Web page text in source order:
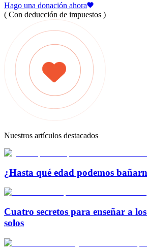
Hago una donación ahora
( Con deducción de impuestos )
Nuestros artículos destacados
¿Hasta qué edad podemos
Cuatro secretos para enseñar a
solos